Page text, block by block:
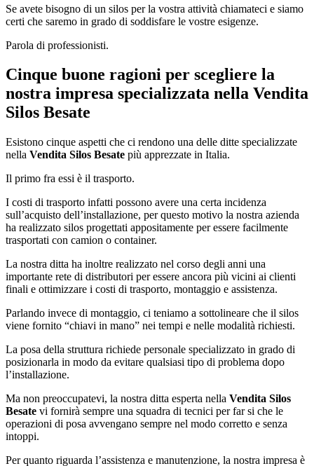
Se avete bisogno di un silos per la vostra attività chiamateci e siamo
certi che saremo in grado di soddisfare le vostre esigenze.
Parola di professionisti.
Cinque buone ragioni per scegliere la
nostra impresa specializzata nella Vendita
Silos Besate
Esistono cinque aspetti che ci rendono una delle ditte specializzate
nella Vendita Silos Besate più apprezzate in Italia.
Il primo fra essi è il trasporto.
I costi di trasporto infatti possono avere una certa incidenza
sull’acquisto dell’installazione, per questo motivo la nostra azienda
ha realizzato silos progettati appositamente per essere facilmente
trasportati con camion o container.
La nostra ditta ha inoltre realizzato nel corso degli anni una
importante rete di distributori per essere ancora più vicini ai clienti
finali e ottimizzare i costi di trasporto, montaggio e assistenza.
Parlando invece di montaggio, ci teniamo a sottolineare che il silos
viene fornito “chiavi in mano” nei tempi e nelle modalità richiesti.
La posa della struttura richiede personale specializzato in grado di
posizionarla in modo da evitare qualsiasi tipo di problema dopo
l’installazione.
Ma non preoccupatevi, la nostra ditta esperta nella Vendita Silos
Besate vi fornirà sempre una squadra di tecnici per far si che le
operazioni di posa avvengano sempre nel modo corretto e senza
intoppi.
Per quanto riguarda l’assistenza e manutenzione, la nostra impresa è